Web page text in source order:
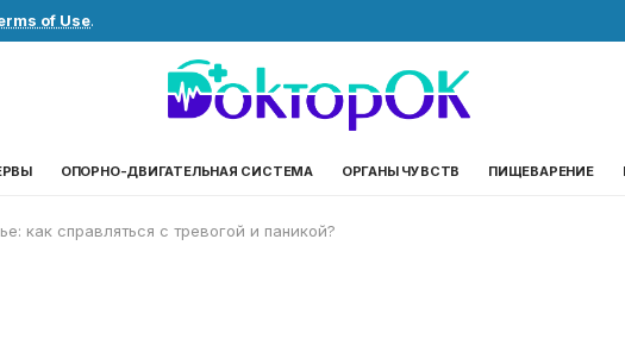
of Use.
ОПОРНО-ДВИГАТЕЛЬНАЯ СИСТЕМА ОРГАНЫ ЧУВСТВ ПИЩЕВАРЕНИЕ
как справляться с тревогой и паникой?